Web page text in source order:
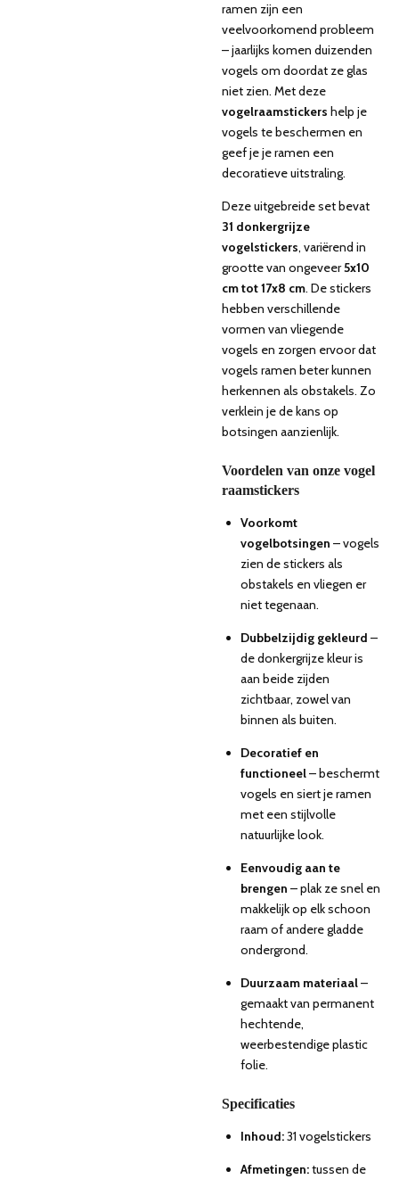
ramen zijn een
veelvoorkomend probleem
– jaarlijks komen duizenden
vogels om doordat ze glas
niet zien. Met deze
vogelraamstickers help je
vogels te beschermen en
geef je je ramen een
decoratieve uitstraling.
Deze uitgebreide set bevat
31 donkergrijze
vogelstickers, variërend in
grootte van ongeveer5x10
cm tot 17x8 cm. De stickers
hebben verschillende
vormen van vliegende
vogels en zorgen ervoor dat
vogels ramen beter kunnen
herkennen als obstakels. Zo
verklein je de kans op
botsingen aanzienlijk.
Voordelen van onze vogel
raamstickers
Voorkomt
vogelbotsingen – vogels
zien de stickers als
obstakels en vliegen er
niet tegenaan.
Dubbelzijdig gekleurd –
de donkergrijze kleur is
aan beide zijden
zichtbaar, zowel van
binnen als buiten.
Decoratief en
functioneel– beschermt
vogels en siert je ramen
met een stijlvolle
natuurlijke look.
Eenvoudig aan te
brengen – plak ze snel en
makkelijk op elk schoon
raam of andere gladde
ondergrond.
Duurzaam materiaal–
gemaakt van permanent
hechtende,
weerbestendige plastic
folie.
Specificaties
Inhoud:31 vogelstickers
Afmetingen:tussen de